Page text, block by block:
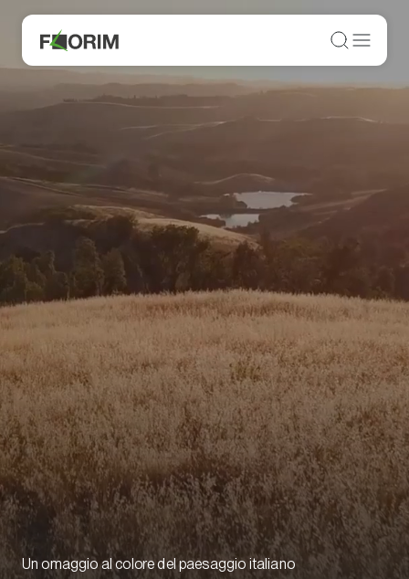
Un omaggio al colore del paesaggio italiano